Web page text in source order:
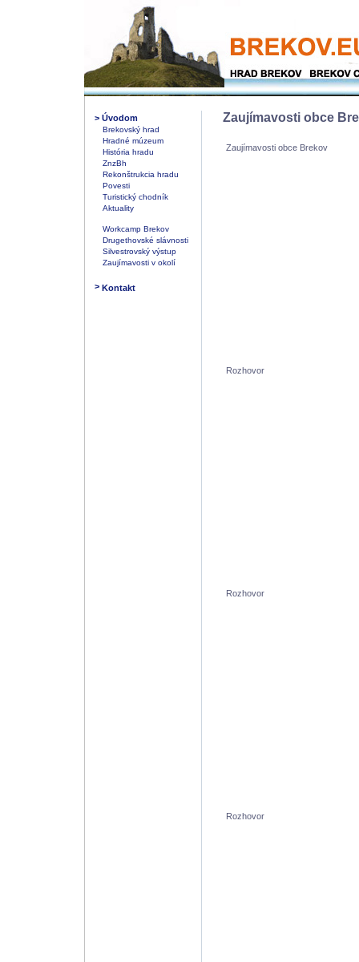
> Úvodom
Brekovský hrad
Hradné múzeum
História hradu
ZnzBh
Rekonštrukcia hradu
Povesti
Turistický chodník
Aktuality
Workcamp Brekov
Drugethovské slávnosti
Silvestrovský výstup
Zaujímavosti v okolí
> Kontakt
Zaujímavosti obce
Zaujímavosti obce Brekov
Rozhovor
Rozhovor
Rozhovor